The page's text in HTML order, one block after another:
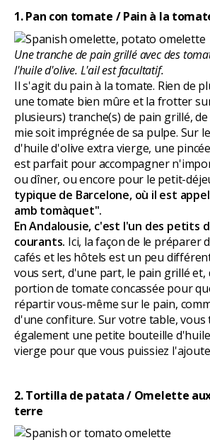
1. Pan con tomate / Pain à la
Une tranche de pain grillé avec des
l'huile d'olive. L'ail est facultatif.
Il s'agit du pain à la tomate. Rien de
une tomate bien mûre et la frotter
plusieurs) tranche(s) de pain grillé,
mie soit imprégnée de sa pulpe. Sur
d'huile d'olive extra vierge, une pincée
est parfait pour accompagner
ou dîner, ou encore pour le petit-
typique de Barcelone, où il est
amb tomàquet".
En Andalousie, c'est l'un des petits
courants. Ici, la façon de le préparer
cafés et les hôtels est un peu
vous sert, d'une part, le pain grillé
portion de tomate concassée pour
répartir vous-même sur le pain,
d'une confiture. Sur votre table, vous
également une petite bouteille
vierge pour que vous puissiez
2. Tortilla de patata / Omelette
terre